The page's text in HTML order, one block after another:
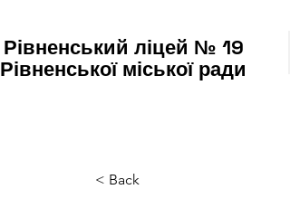
Рівненський ліцей № 19
Рівненської міської ради
< Back